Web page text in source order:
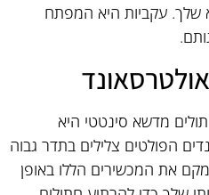
שלך. עקביות היא המפתח
מדשא סינטטי היא
הפולטים צלילים בתדר גבוה
את המכשירים הללו באופן